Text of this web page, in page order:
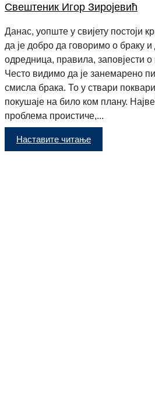
Свештеник Игор Зиројевић
Данас, уопште у свијету постоји
да је добро да говоримо о браку и
одредница, правила, заповјести
Често видимо да је занемарено
смисла брака. То у ствари
покушаје на било ком плану.
проблема проистиче,...
Наставите читање